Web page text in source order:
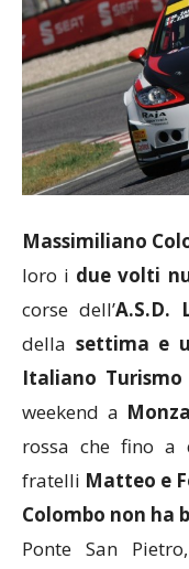
Massimiliano
loro i due volti
corse dell’A.S.D.
della settima e
Italiano Turismo
weekend a Monza
rossa che fino a
fratelli Matteo e
Colombo non ha
Ponte San